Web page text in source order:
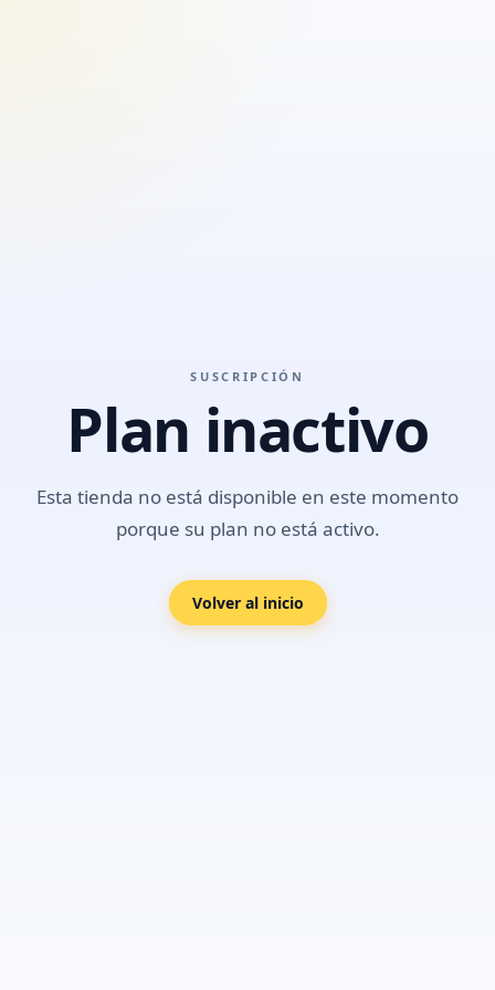
SUSCRIPCIÓN
Plan inactivo
Esta tienda no está disponible en este momento
porque su plan no está activo.
Volver al inicio